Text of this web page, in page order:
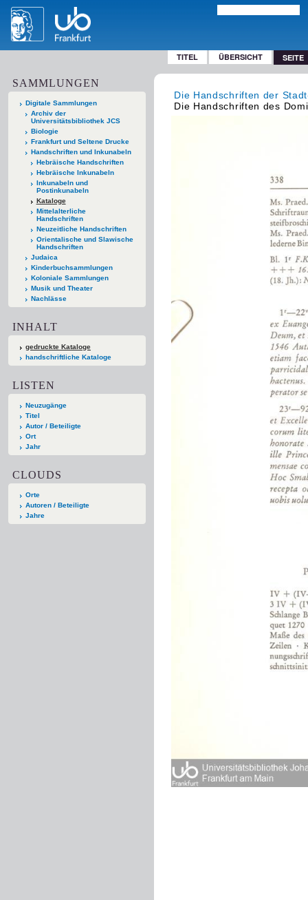
TITEL ÜBERSICHT SEITE
SAMMLUNGEN
Digitale Sammlungen
Archiv der
Universitätsbibliothek JCS
Biologie
Frankfurt und Seltene Drucke
Handschriften und Inkunabeln
Hebräische Handschriften
Hebräische Inkunabeln
Inkunabeln und
Postinkunabeln
Kataloge
Mittelalterliche
Handschriften
Neuzeitliche Handschriften
Orientalische und Slawische
Handschriften
Judaica
Kinderbuchsammlungen
Koloniale Sammlungen
Musik und Theater
Nachlässe
INHALT
gedruckte Kataloge
handschriftliche Kataloge
LISTEN
Neuzugänge
Titel
Autor / Beteiligte
Ort
Jahr
CLOUDS
Orte
Autoren / Beteiligte
Jahre
Die Handschriften der
Die Handschriften des